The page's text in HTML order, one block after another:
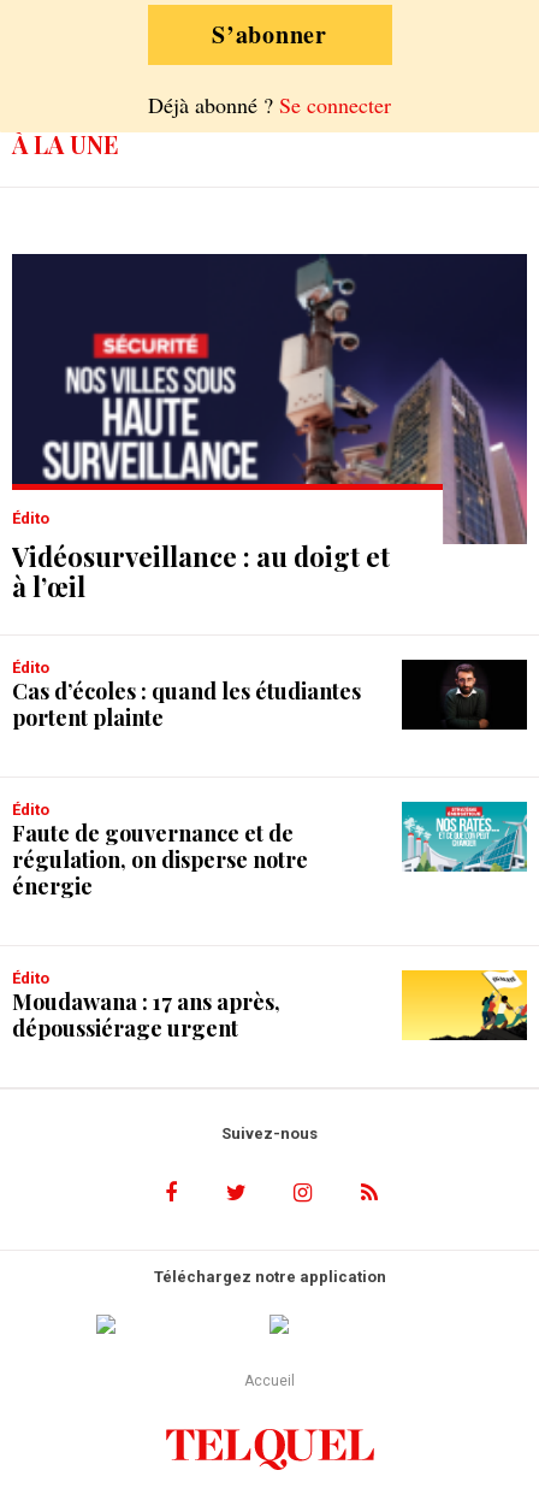
S’abonner
Déjà abonné ? Se connecter
À LA UNE
Édito
Vidéosurveillance : au doigt et
à l’œil
Édito
Cas d’écoles : quand les étudiantes
portent plainte
Édito
Faute de gouvernance et de
régulation, on disperse notre
énergie
Édito
Moudawana : 17 ans après,
dépoussiérage urgent
Suivez-nous
Téléchargez notre application
Accueil